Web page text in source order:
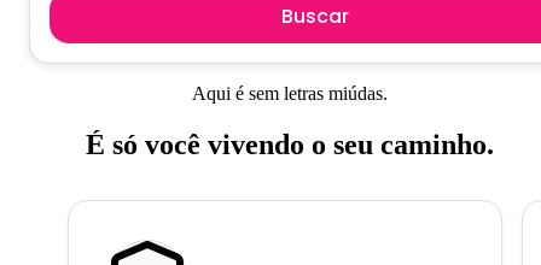
Buscar
Aqui é sem letras miúdas.
É só você vivendo o seu caminho.